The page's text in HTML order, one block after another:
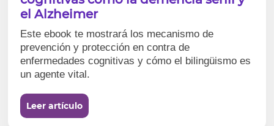
el Alzheimer
Este ebook te mostrará los mecanismo de
prevención y protección en contra de
enfermedades cognitivas y cómo el bilingüismo es
un agente vital.
Leer artículo